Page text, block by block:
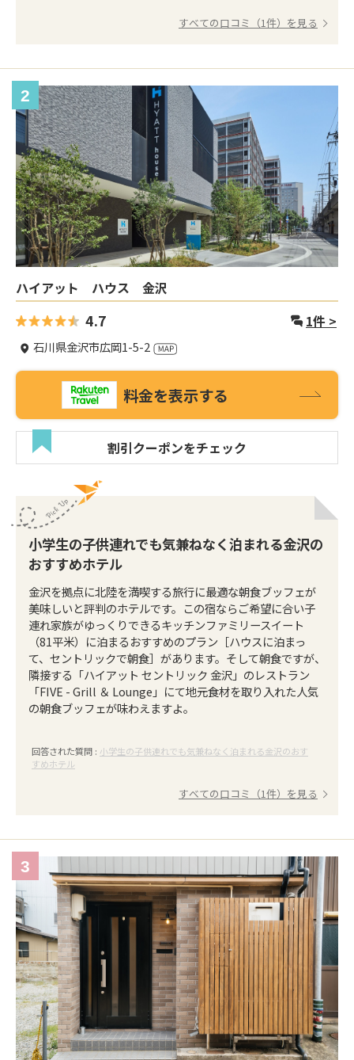
すべての口コミ（1件）を見る
2
ハイアット ハウス 金沢
4.7 1件 >
石川県金沢市広岡1-5-2
料金を表示する
割引クーポンをチェック
小学生の子供連れでも気兼ねなく泊まれる金沢の
おすすめホテル
金沢を拠点に北陸を満喫する旅行に最適な朝食ブッフェが
美味しいと評判のホテルです。この宿ならご希望に合い子
連れ家族がゆっくりできるキッチンファミリースイート
（81平米）に泊まるおすすめのプラン［ハウスに泊まっ
て、セントリックで朝食］があります。そして朝食ですが、
隣接する「ハイアット セントリック 金沢」のレストラン
「FIVE - Grill ＆ Lounge」にて地元食材を取り入れた人気
の朝食ブッフェが味わえますよ。
回答された質問 : 小学生の子供連れでも気兼ねなく泊まれる金沢のおす
すめホテル
すべての口コミ（1件）を見る
3